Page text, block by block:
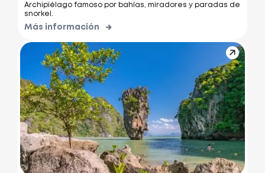
Archipiélago famoso por bahías, miradores y paradas de
snorkel.
Más información